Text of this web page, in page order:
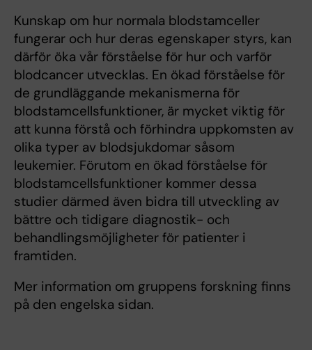
Kunskap om hur normala blodstamceller
fungerar och hur deras egenskaper styrs, kan
därför öka vår förståelse för hur och varför
blodcancer utvecklas. En ökad förståelse för
de grundläggande mekanismerna för
blodstamcellsfunktioner, är mycket viktig för
att kunna förstå och förhindra uppkomsten av
olika typer av blodsjukdomar såsom
leukemier. Förutom en ökad förståelse för
blodstamcellsfunktioner kommer dessa
studier därmed även bidra till utveckling av
bättre och tidigare diagnostik- och
behandlingsmöjligheter för patienter i
framtiden.
Mer information om gruppens forskning finns
på den engelska sidan.